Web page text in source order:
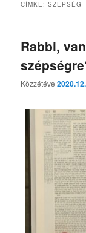
CÍMKE:SZÉPSÉG
Rabbi,
Közzétéve